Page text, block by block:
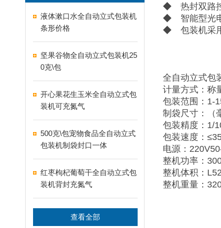
液体漱口水全自动立式包装机
条形价格
坚果谷物全自动立式包装机25
0克\包
开心果花生玉米全自动立式包
装机可充氮气
500克\包宠物食品全自动立式
包装机制袋封口一体
红枣枸杞葡萄干全自动立式包
装机背封充氮气
查看全部
◆ 热封双路控
◆ 智能型光
◆ 包装机采用
全自动立式包
计量方式：称
包装范围：1-
制袋尺寸：（
包装精度：1/
包装速度：
电源：
整机功率：
整机体积：
整机重量：